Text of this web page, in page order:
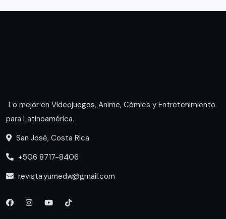
Lo mejor en Videojuegos, Anime, Cómics y Entretenimiento
para Latinoamérica.
San José, Costa Rica
+506 8717-8406
revista.yumedw@gmail.com